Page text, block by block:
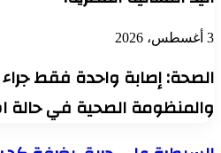
3 أغسطس، 2026
الصحة: إصابة واحدة فقط جراء
والمنظومة الصحية في حالة
السيطرة